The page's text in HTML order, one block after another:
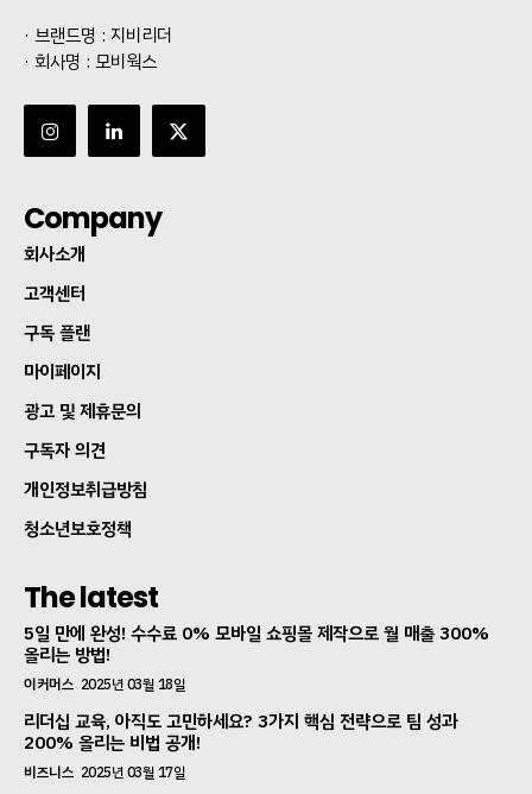
· 브랜드명 : 지비리더
· 회사명 : 모비웍스
Company
회사소개
고객센터
구독 플랜
마이페이지
광고 및 제휴문의
구독자 의견
개인정보취급방침
청소년보호정책
The latest
5일 만에 완성! 수수료 0% 모바일 쇼핑몰 제작으로 월 매출 300%
올리는 방법!
이커머스 2025년 03월 18일
리더십 교육, 아직도 고민하세요? 3가지 핵심 전략으로 팀 성과
200% 올리는 비법 공개!
비즈니스 2025년 03월 17일